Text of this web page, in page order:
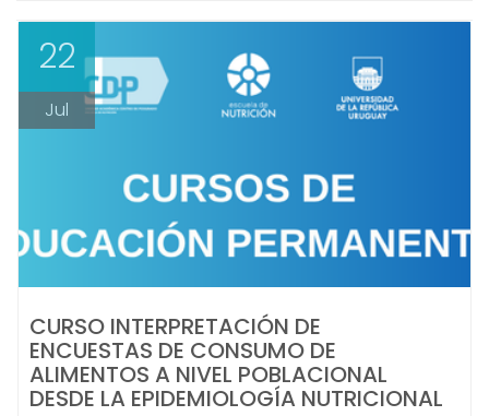
22
Jul
CURSO INTERPRETACIÓN DE
ENCUESTAS DE CONSUMO DE
ALIMENTOS A NIVEL POBLACIONAL
DESDE LA EPIDEMIOLOGÍA NUTRICIONAL